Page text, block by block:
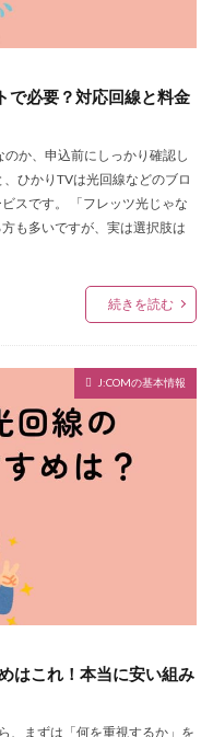
で必要？対応回線と料金
か、申込前にしっかり確認し
ひかりTVは光回線などのブロ
スです。 「フレッツ光じゃな
も多いですが、実は選択肢は
続きを読む
J:COMの基本情報
はこれ！本当に安い組み
、まずは「何を重視するか」を